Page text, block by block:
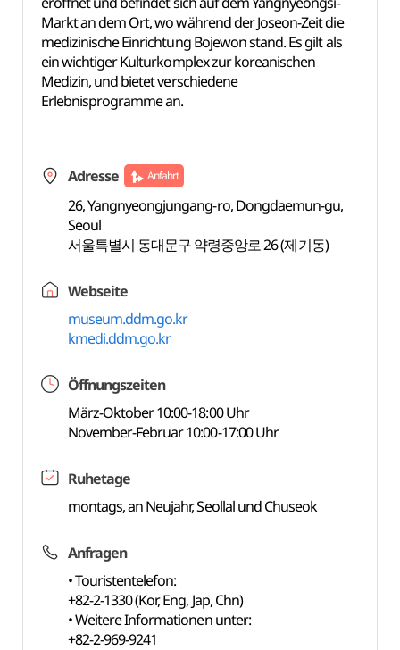
Markt an dem Ort, wo während der Joseon-Zeit die
medizinische Einrichtung Bojewon stand. Es gilt als
ein wichtiger Kulturkomplex zur koreanischen
Medizin, und bietet verschiedene
Erlebnisprogramme an.
Adresse Anfahrt
26, Yangnyeongjungang-ro, Dongdaemun-gu,
Seoul
서울특별시 동대문구 약령중앙로 26 (제기동)
Webseite
museum.ddm.go.kr
kmedi.ddm.go.kr
Öffnungszeiten
März-Oktober 10:00-18:00 Uhr
November-Februar 10:00-17:00 Uhr
Ruhetage
montags, an Neujahr, Seollal und Chuseok
Anfragen
• Touristentelefon:
+82-2-1330 (Kor, Eng, Jap, Chn)
• Weitere Informationen unter:
+82-2-969-9241